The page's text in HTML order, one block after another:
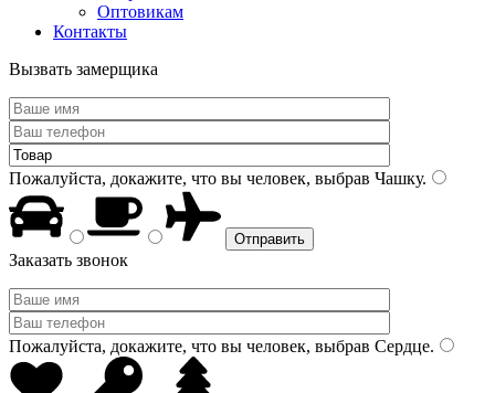
Оптовикам
Контакты
Вызвать замерщика
Пожалуйста, докажите, что вы человек, выбрав Чашку.
Заказать звонок
Пожалуйста, докажите, что вы человек, выбрав Сердце.